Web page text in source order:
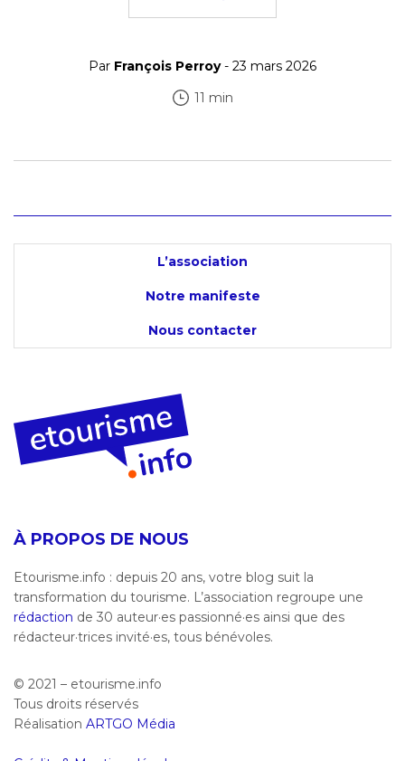
Par François Perroy- 23 mars 2026
11 min
L’association
Notre manifeste
Nous contacter
À PROPOS DE NOUS
Etourisme.info : depuis 20 ans, votre blog suit la
transformation du tourisme. L’association regroupe une
rédaction de 30 auteur·es passionné·es ainsi que des
rédacteur·trices invité·es, tous bénévoles.
© 2021 – etourisme.info
Tous droits réservés
Réalisation ARTGO Média